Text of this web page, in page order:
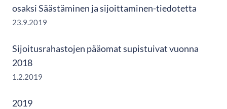
osaksi Säästäminen ja sijoittaminen-tiedotetta
23.9.2019
Sijoitusrahastojen pääomat supistuivat vuonna
2018
1.2.2019
2019